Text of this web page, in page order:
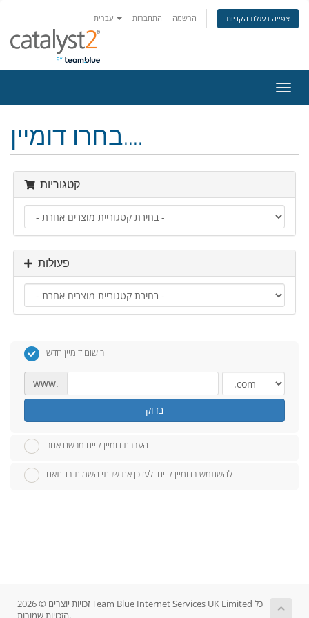
התחברות הרשמה צפייה בעגלת הקניות
ניווט
בחרו דומיין....
קטגוריות
פעולות
רישום דומיין חדש
www.
בדוק
העברת דומיין קיים מרשם אחר
להשתמש בדומיין קיים ולעדכן את שרתי השמות בהתאם
זכויות יוצרים © 2026 Team Blue Internet Services UK Limited כל
הזכויות שמורות.